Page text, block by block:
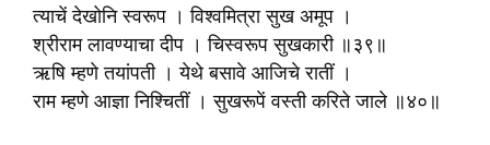
त्याचें देखोनि स्वरूप । विश्वमित्रा सुख अमूप ।
श्रीराम लावण्याचा दीप । चिस्वरूप सुखकारी ॥३९॥
ऋषि म्हणे तयांपती । येथे बसावे आजिचे रातीं ।
राम म्हणे आज्ञा निश्चितीं । सुखरूपें वस्ती करिते जाले ॥४०॥